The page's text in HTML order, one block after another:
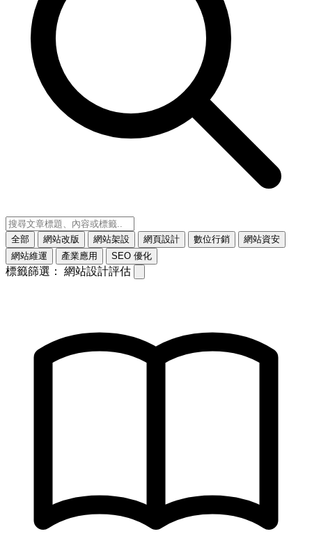
全部 網站改版 網站架設 網頁設計 數位行銷
網站資安
網站維運
產業應用 SEO 優化
標籤篩選： 網站設計評估